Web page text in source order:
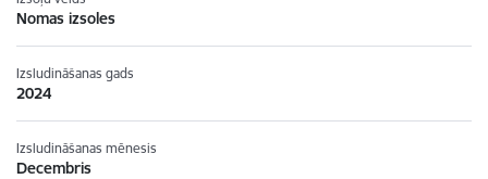
Nomas izsoles
Izsludināšanas gads
2024
Izsludināšanas mēnesis
Decembris